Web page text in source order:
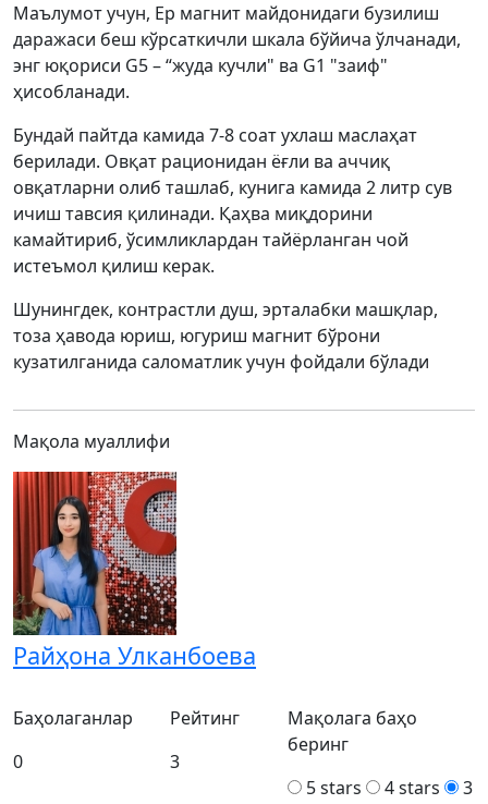
Маълумот учун, Ер магнит майдонидаги бузилиш
даражаси беш кўрсаткичли шкала бўйича ўлчанади,
энг юқориси G5 – “жуда кучли" ва G1 "заиф"
ҳисобланади.
Бундай пайтда камида 7-8 соат ухлаш маслаҳат
берилади. Овқат рационидан ёғли ва аччиқ
овқатларни олиб ташлаб, кунига камида 2 литр сув
ичиш тавсия қилинади. Қаҳва миқдорини
камайтириб, ўсимликлардан тайёрланган чой
истеъмол қилиш керак.
Шунингдек, контрастли душ, эрталабки машқлар,
тоза ҳавода юриш, югуриш магнит бўрони
кузатилганида саломатлик учун фойдали бўлади
Мақола муаллифи
Райҳона Улканбоева
Баҳолаганлар
0
Рейтинг
3
Мақолага баҳо
беринг
5 stars
4 stars
3